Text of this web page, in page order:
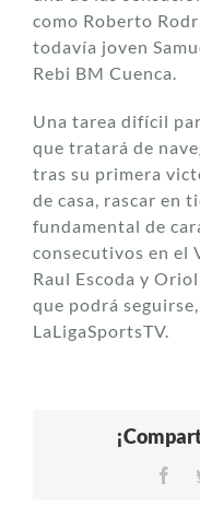
como Roberto
todavía joven
Rebi BM Cuenca.
Una tarea difícil
que tratará de
tras su primera
de casa, rascar en
fundamental de
consecutivos en el
Raul Escoda y
que podrá
LaLigaSportsTV.